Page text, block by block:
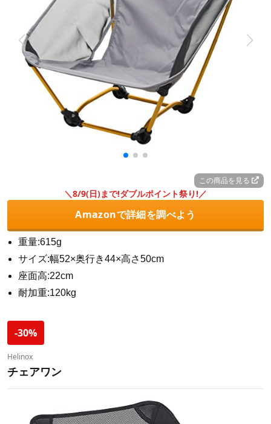
この商品を見る
＼8/9(日)まで!ダブルポイント祭り!／
Amazonで詳細を調べよう
重量:615g
サイズ:幅52×奥行き44×高さ50cm
座面高:22cm
耐加重:120kg
-30%
Helinox
チェアワン